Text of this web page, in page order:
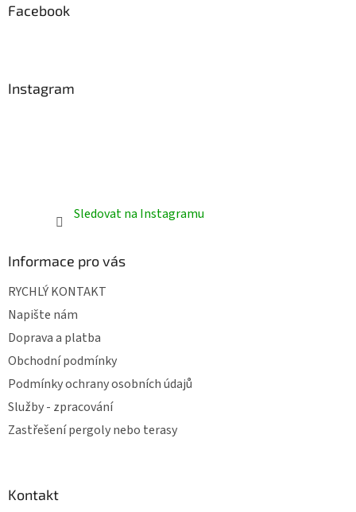
Facebook
Instagram
Sledovat na Instagramu
Informace pro vás
RYCHLÝ KONTAKT
Napište nám
Doprava a platba
Obchodní podmínky
Podmínky ochrany osobních údajů
Služby - zpracování
Zastřešení pergoly nebo terasy
Kontakt